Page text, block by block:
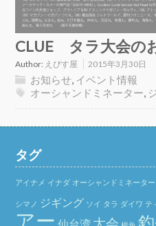
CLUE タラ大会の
Author: えびす屋 2015年3月30日
お知らせ, イベント情報
オーシャンドミネーター,
タグ
アイナメ イナダ オーシャンドミネーター
シマノ ジギング ソイ タラ ダイワ テ
アー